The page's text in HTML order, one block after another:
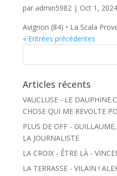
par admin5982| Oct 1, 2024
Avignon (84) • La Scala
« Entrées précédentes
Articles récents
VAUCLUSE - LE
CHOSE QUI ME REVOLTE
PLUS DE OFF -
LA JOURNALISTE
LA CROIX - ÊTRE LÀ -
LA TERRASSE - VILAIN !